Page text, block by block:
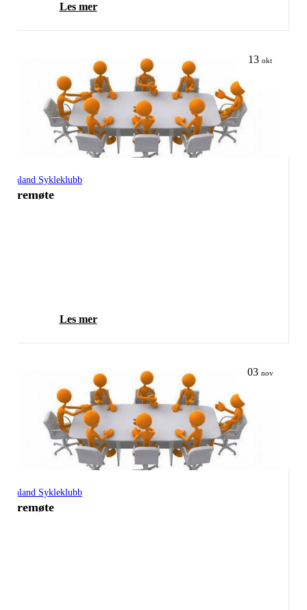
Les mer
Grenland Sykleklubb
Styremøte
Les mer
13 okt
Grenland Sykleklubb
Styremøte
03 nov